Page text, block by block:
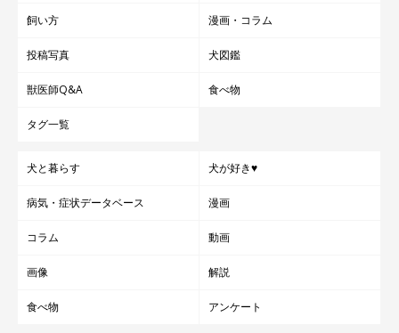
飼い方 漫画・コラム
投稿写真 犬図鑑
獣医師Q&A 食べ物
タグ一覧
犬と暮らす 犬が好き♥
病気・症状データベース 漫画
コラム 動画
画像 解説
食べ物 アンケート